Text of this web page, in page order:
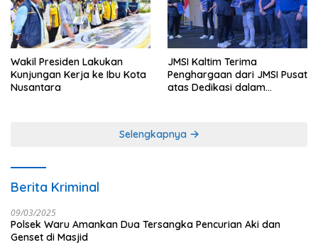
Wakil Presiden Lakukan
Kunjungan Kerja ke Ibu Kota
Nusantara
JMSI Kaltim Terima
Penghargaan dari JMSI Pusat
atas Dedikasi dalam
Selengkapnya
Berita Kriminal
09/03/2025
Polsek Waru Amankan Dua Tersangka Pencurian Aki dan
Genset di Masjid